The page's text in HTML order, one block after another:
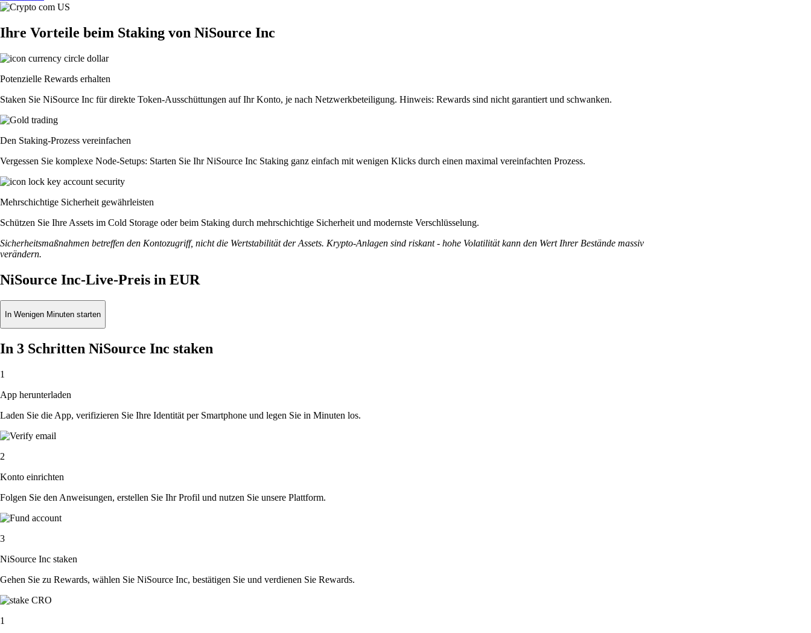
Ihre Vorteile beim Staking von NiSource Inc
Potenzielle Rewards erhalten
Staken Sie NiSource Inc für direkte Token-Ausschüttungen auf Ihr Konto, je nach Netzwerkbeteiligung. Hinweis: Rewards sind nicht garantiert und schwanken.
Den Staking-Prozess vereinfachen
Vergessen Sie komplexe Node-Setups: Starten Sie Ihr NiSource Inc Staking ganz einfach mit wenigen Klicks durch einen maximal vereinfachten Prozess.
Mehrschichtige Sicherheit gewährleisten
Schützen Sie Ihre Assets im Cold Storage oder beim Staking durch mehrschichtige Sicherheit und modernste Verschlüsselung.
Sicherheitsmaßnahmen betreffen den Kontozugriff, nicht die Wertstabilität der Assets. Krypto-Anlagen sind riskant - hohe Volatilität kann den Wert Ihrer Bestände massiv
verändern.
NiSource Inc-Live-Preis in EUR
In Wenigen Minuten starten
In 3 Schritten NiSource Inc staken
1
App herunterladen
Laden Sie die App, verifizieren Sie Ihre Identität per Smartphone und legen Sie in Minuten los.
2
Konto einrichten
Folgen Sie den Anweisungen, erstellen Sie Ihr Profil und nutzen Sie unsere Plattform.
3
NiSource Inc staken
Gehen Sie zu Rewards, wählen Sie NiSource Inc, bestätigen Sie und verdienen Sie Rewards.
1